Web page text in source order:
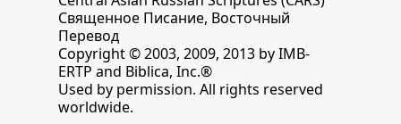
Священное Писание, Восточный
Перевод
Copyright © 2003, 2009, 2013 by IMB-
ERTP and Biblica, Inc.®
Used by permission. All rights reserved
worldwide.